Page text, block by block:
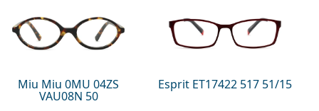
Miu Miu 0MU 04ZS
VAU08N 50
Esprit ET17422 517 51/15